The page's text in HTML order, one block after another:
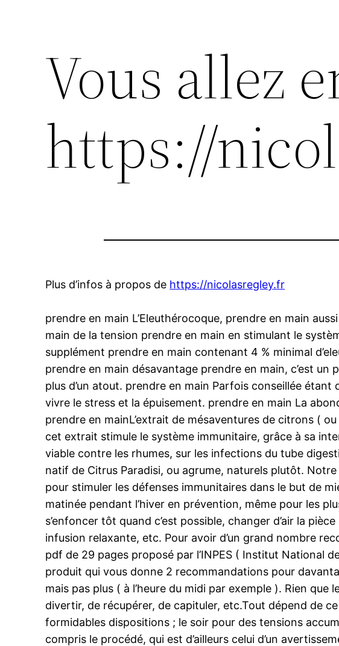
Vous allez
https://
Plus d’infos à propos de https://nicolasregley.fr
prendre en main L’Eleuthérocoque, prendre en main
main de la tension prendre en main en stimulant le
supplément prendre en main contenant 4 % minimal
prendre en main désavantage prendre en main, c’est
plus d’un atout. prendre en main Parfois conseillée étant
vivre le stress et la épuisement. prendre en main La
prendre en mainL’extrait de mésaventures de citrons (
cet extrait stimule le système immunitaire, grâce à sa
viable contre les rhumes, sur les infections du tube
natif de Citrus Paradisi, ou agrume, naturels plutôt.
pour stimuler les défenses immunitaires dans le but de
matinée pendant l’hiver en prévention, même pour les
s’enfoncer tôt quand c’est possible, changer d’air la
infusion relaxante, etc. Pour avoir d’un grand nombre
pdf de 29 pages proposé par l’INPES ( Institut National
produit qui vous donne 2 recommandations pour
mais pas plus ( à l’heure du midi par exemple ). Rien
divertir, de récupérer, de capituler, etc.Tout dépend de
formidables dispositions ; le soir pour des tensions
compris le procédé, qui est d’ailleurs celui d’un